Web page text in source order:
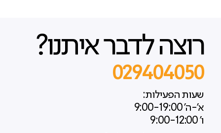
רוצה לדבר איתנו?
029404050
שעות הפעילות:
א'-ה' 9:00-19:00
ו' 9:00-12:00